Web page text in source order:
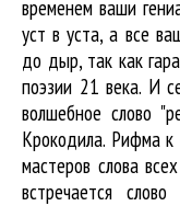
временем ваши
уст в уста, а все
до дыр, так как
поэзии 21 века. И
волшебное слово
Крокодила. Рифма к
мастеров слова
встречается слово